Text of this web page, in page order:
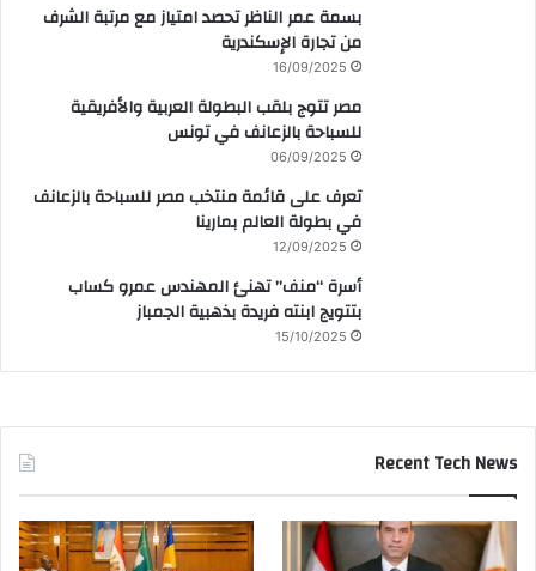
بسمة عمر الناظر تحصد امتياز مع مرتبة الشرف
من تجارة الإسكندرية
16/09/2025
مصر تتوج بلقب البطولة العربية والأفريقية
للسباحة بالزعانف في تونس
06/09/2025
تعرف على قائمة منتخب مصر للسباحة بالزعانف
في بطولة العالم بمارينا
12/09/2025
أسرة “منف” تهنئ المهندس عمرو كساب
بتتويج ابنته فريدة بذهبية الجمباز
15/10/2025
Recent Tech News